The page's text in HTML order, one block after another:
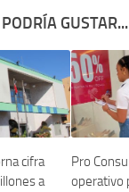
GUSTAR...
cifra
a
Pro
operativo